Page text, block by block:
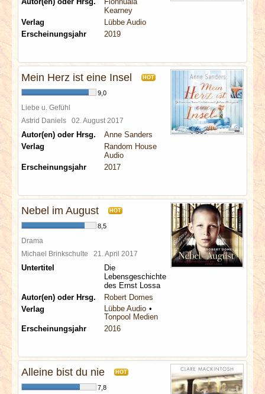
Kearney
Verlag
Lübbe Audio
Erscheinungsjahr
2019
Mein Herz ist eine Insel HOT
9,0
Liebe u. Gefühl
Astrid Daniels 02. August 2017
Autor(en) oder Hrsg.
Anne Sanders
Verlag
Random House
Audio
Erscheinungsjahr
2017
Nebel im August HOT
8,5
Drama
Michael Brinkschulte 21. April 2017
Untertitel
Die
Lebensgeschichte
des Ernst Lossa
Autor(en) oder Hrsg.
Robert Domes
Verlag
Lübbe Audio
Tonpool Medien
Erscheinungsjahr
2016
Alleine bist du nie HOT
7,8